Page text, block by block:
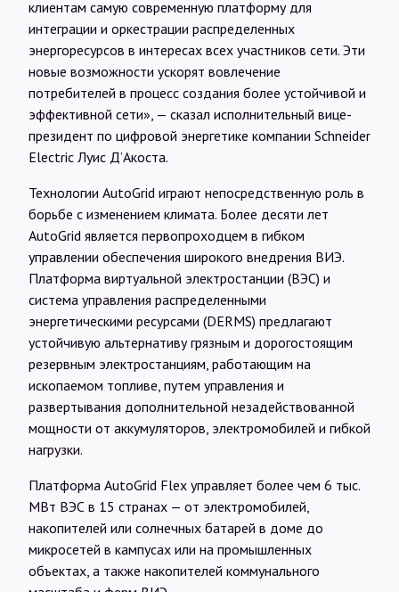
клиентам самую современную платформу для
интеграции и оркестрации распределенных
энергоресурсов в интересах всех участников сети. Эти
новые возможности ускорят вовлечение
потребителей в процесс создания более устойчивой и
эффективной сети», — сказал исполнительный вице-
президент по цифровой энергетике компании Schneider
Electric Луис Д’Акоста.
Технологии AutoGrid играют непосредственную роль в
борьбе с изменением климата. Более десяти лет
AutoGrid является первопроходцем в гибком
управлении обеспечения широкого внедрения ВИЭ.
Платформа виртуальной электростанции (ВЭС) и
система управления распределенными
энергетическими ресурсами (DERMS) предлагают
устойчивую альтернативу грязным и дорогостоящим
резервным электростанциям, работающим на
ископаемом топливе, путем управления и
развертывания дополнительной незадействованной
мощности от аккумуляторов, электромобилей и гибкой
нагрузки.
Платформа AutoGrid Flex управляет более чем 6 тыс.
МВт ВЭС в 15 странах — от электромобилей,
накопителей или солнечных батарей в доме до
микросетей в кампусах или на промышленных
объектах, а также накопителей коммунального